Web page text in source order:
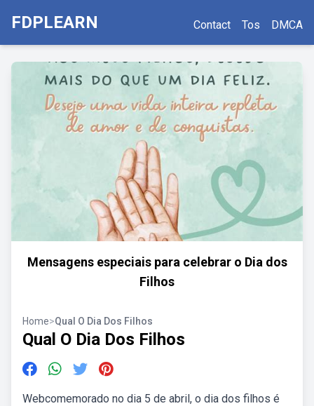
FDPLEARN Contact Tos DMCA
Mensagens especiais para celebrar o Dia dos
Filhos
Home>Qual O Dia Dos Filhos
Qual O Dia Dos Filhos
Webcomemorado no dia 5 de abril, o dia dos filhos é